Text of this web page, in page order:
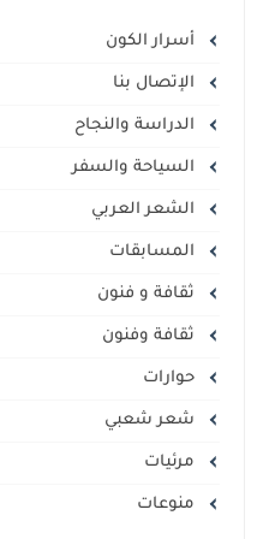
أسرار الكون
الإتصال بنا
الدراسة والنجاح
السياحة والسفر
الشعر العربي
المسابقات
ثقافة و فنون
ثقافة وفنون
حوارات
شعر شعبي
مرئيات
منوعات